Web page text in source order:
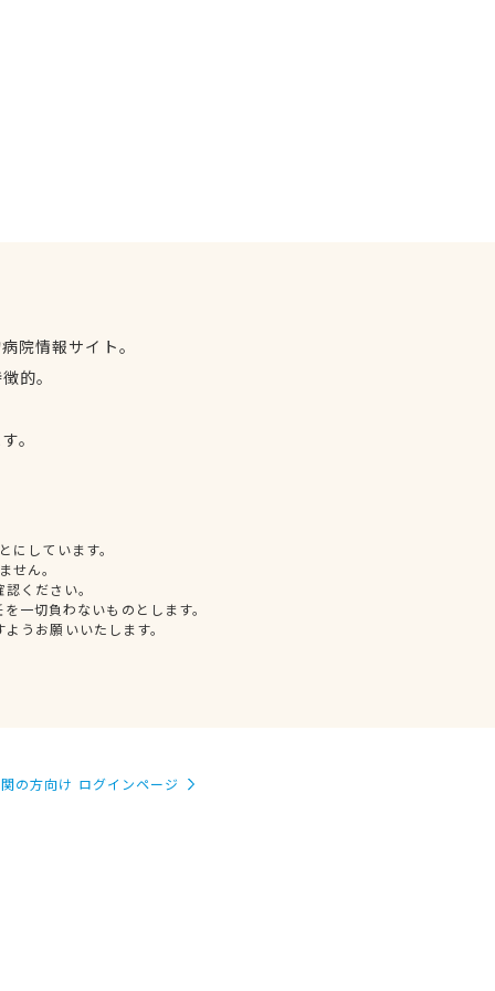
院情報サイト。
的。
。
しています。
せん。
ください。
一切負わないものとします。
うお願いいたします。
の方向け ログインページ